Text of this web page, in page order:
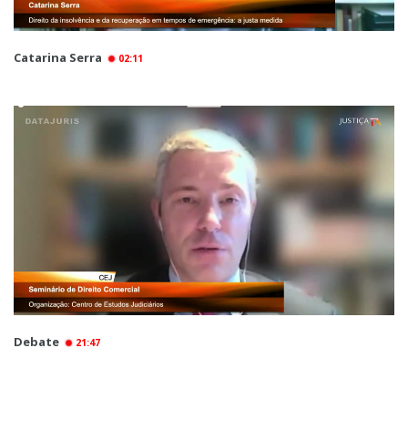
Catarina Serra 02:11
Debate 21:47